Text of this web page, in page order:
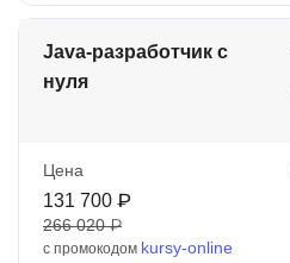
Java-разработчик с
нуля
Цена
131 700 ₽
266 020 ₽
с промокодом kursy-online